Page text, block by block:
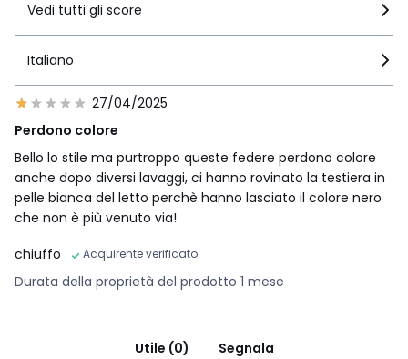
Vedi tutti gli score
Italiano
27/04/2025
Perdono colore
Bello lo stile ma purtroppo queste federe perdono colore
anche dopo diversi lavaggi, ci hanno rovinato la testiera in
pelle bianca del letto perchè hanno lasciato il colore nero
che non è più venuto via!
chiuffo
Acquirente verificato
Durata della proprietà del prodotto 1 mese
Utile (0)
Segnala